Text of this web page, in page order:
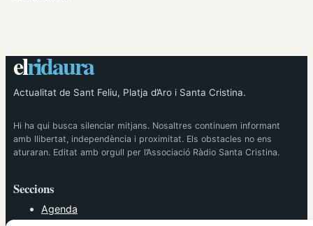
elridaura
Actualitat de Sant Feliu, Platja d’Aro i Santa Cristina.
Hi ha qui busca silenciar mitjans. Nosaltres continuem informant
amb llibertat, independència i proximitat. Els obstacles no ens
aturaran. Editat amb orgull per l’Associació Ràdio Santa Cristina.
Seccions
Agenda